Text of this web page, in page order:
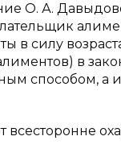
О. А.
в силу
в
способом, а